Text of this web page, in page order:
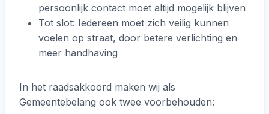
persoonlijk contact moet altijd mogelijk blijven
Tot slot: Iedereen moet zich veilig kunnen
voelen op straat, door betere verlichting en
meer handhaving
In het raadsakkoord maken wij als
Gemeentebelang ook twee voorbehouden: